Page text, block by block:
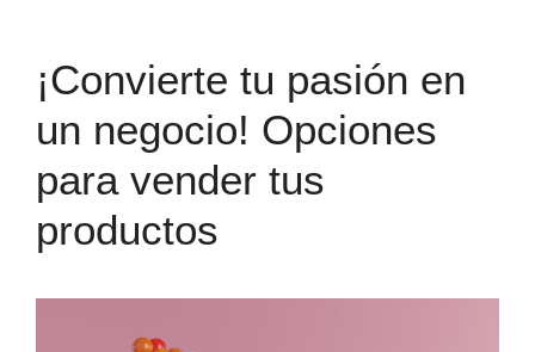
¡Convierte tu pasión en
un negocio! Opciones
para vender tus
productos